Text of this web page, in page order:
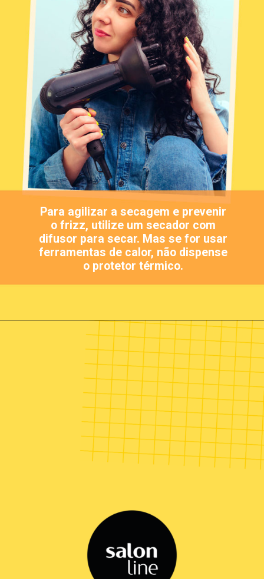
Para agilizar a secagem e prevenir
o frizz, utilize um secador com
difusor para secar. Mas se for usar
ferramentas de calor, não dispense
o protetor térmico.